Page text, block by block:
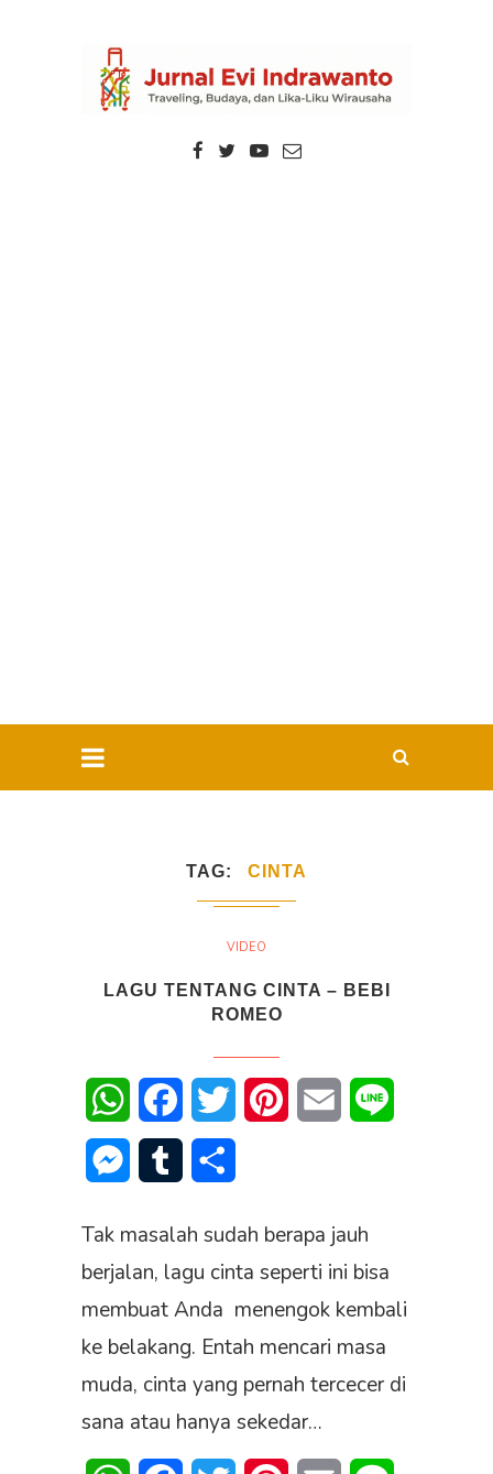
TAG CINTA
VIDEO
LAGU TENTANG CINTA – BEBI
ROMEO
WhatsAppFacebookTwitter PinterestEmail
Messenger
Tumblr
Tak masalah sudah berapa jauh
berjalan, lagu cinta seperti ini bisa
membuat Anda menengok kembali
ke belakang. Entah mencari masa
muda, cinta yang pernah tercecer di
sana atau hanya sekedar…